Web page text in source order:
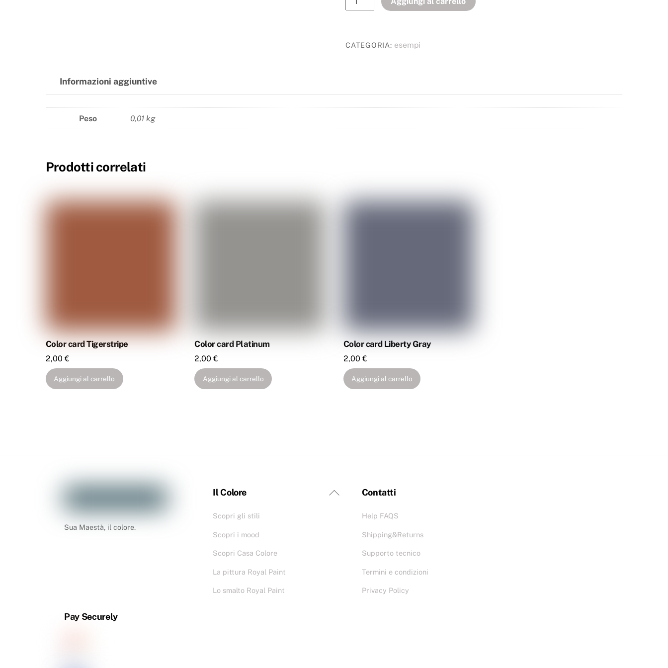
CATEGORIA: esempi
Informazioni aggiuntive
Peso 0,01 kg
Prodotti correlati
Color card Tigerstripe
2,00€
Aggiungi al carrello
Color card Platinum
2,00€
Aggiungi al carrello
Color card Liberty Gray
2,00€
Aggiungi al carrello
Sua Maestà, il colore.
Il Colore
Scopri gli stili
Scopri i mood
Scopri Casa Colore
La pittura Royal Paint
Lo smalto Royal Paint
Contatti
Help FAQS
Shipping&Returns
Supporto tecnico
Termini e condizioni
Privacy Policy
Pay Securely